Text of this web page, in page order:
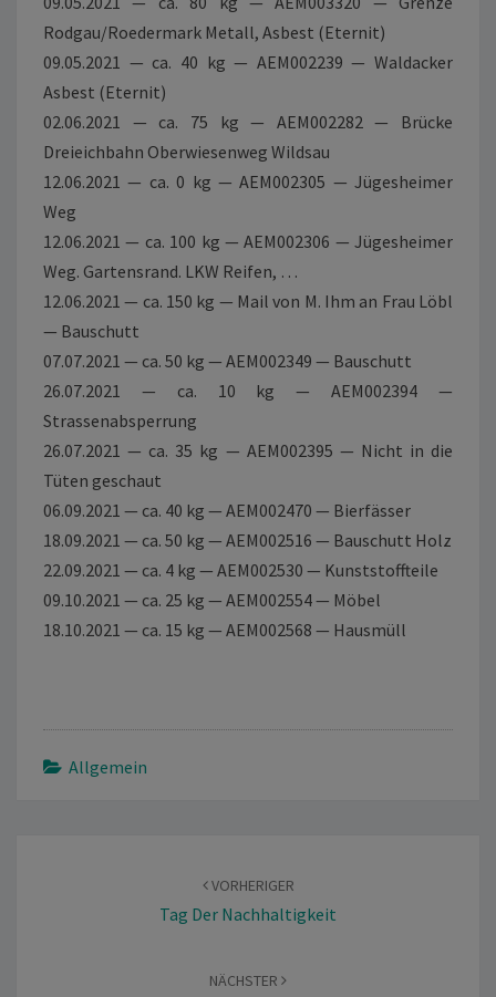
Rodgau/Roedermark Metall, Asbest (Eternit)
09.05.2021 — ca. 40 kg — AEM002239 — Waldacker
Asbest (Eternit)
02.06.2021 — ca. 75 kg — AEM002282 — Brücke
Dreieichbahn Oberwiesenweg Wildsau
12.06.2021 — ca. 0 kg — AEM002305 — Jügesheimer
Weg
12.06.2021 — ca. 100 kg — AEM002306 — Jügesheimer
Weg. Gartensrand. LKW Reifen, …
12.06.2021 — ca. 150 kg — Mail von M. Ihm an Frau Löbl
— Bauschutt
07.07.2021 — ca. 50 kg — AEM002349 — Bauschutt
26.07.2021 — ca. 10 kg — AEM002394 —
Strassenabsperrung
26.07.2021 — ca. 35 kg — AEM002395 — Nicht in die
Tüten geschaut
06.09.2021 — ca. 40 kg — AEM002470 — Bierfässer
18.09.2021 — ca. 50 kg — AEM002516 — Bauschutt Holz
22.09.2021 — ca. 4 kg — AEM002530 — Kunststoffteile
09.10.2021 — ca. 25 kg — AEM002554 — Möbel
18.10.2021 — ca. 15 kg — AEM002568 — Hausmüll
Allgemein
VORHERIGER
Tag Der Nachhaltigkeit
NÄCHSTER